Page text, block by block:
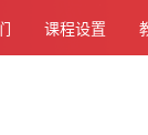
课程设置